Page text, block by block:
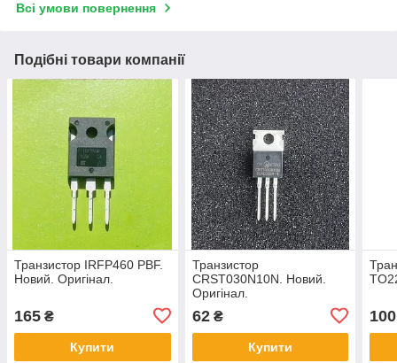
Всі умови повернення
Подібні товари компанії
Транзистор IRFP460 PBF.
Новий. Оригінал.
165 ₴
Купити
Транзистор
CRST030N10N. Новий.
Оригінал.
62₴
Купити
100